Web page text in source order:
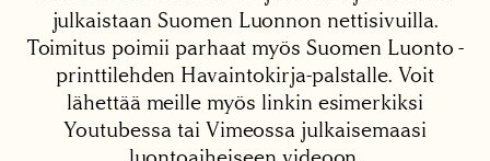
julkaistaan Suomen Luonnon nettisivuilla.
Toimitus poimii parhaat myös Suomen Luonto -
printtilehden Havaintokirja-palstalle. Voit
lähettää meille myös linkin esimerkiksi
Youtubessa tai Vimeossa julkaisemaasi